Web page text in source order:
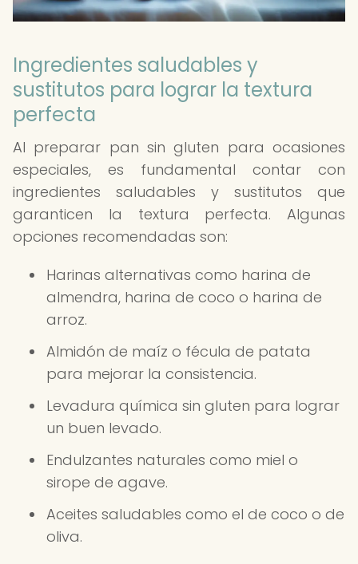
Ingredientes saludables y
sustitutos para lograr la textura
perfecta
Al preparar pan sin gluten para ocasiones
especiales, es fundamental contar con
ingredientes saludables y sustitutos que
garanticen la textura perfecta. Algunas
opciones recomendadas son:
Harinas alternativas como harina de
almendra, harina de coco o harina de
arroz.
Almidón de maíz o fécula de patata
para mejorar la consistencia.
Levadura química sin gluten para lograr
un buen levado.
Endulzantes naturales como miel o
sirope de agave.
Aceites saludables como el de coco o de
oliva.